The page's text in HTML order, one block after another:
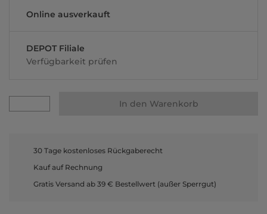
Online ausverkauft
DEPOT Filiale
Verfügbarkeit prüfen
In den Warenkorb
30 Tage kostenloses Rückgaberecht
Kauf auf Rechnung
Gratis Versand ab 39 € Bestellwert (außer Sperrgut)